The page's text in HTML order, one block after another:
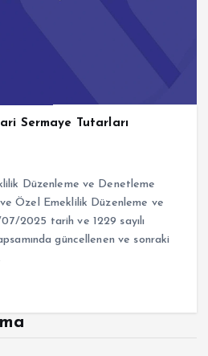
Sermaye Tutarları
Düzenleme ve Denetleme
ve Özel Emeklilik Düzenleme ve
2025 tarih ve 1229 sayılı
güncellenen ve sonraki